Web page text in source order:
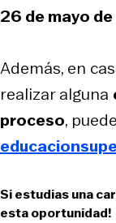
26 de mayo
Además, en
realizar alguna
proceso, puede
Si estudias una
esta oportunidad!